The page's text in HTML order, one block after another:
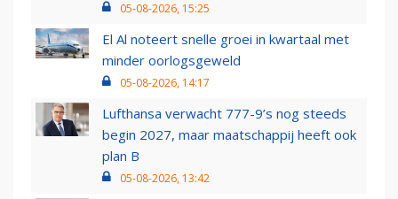
05-08-2026, 15:25
El Al noteert snelle groei in kwartaal met
minder oorlogsgeweld
05-08-2026, 14:17
Lufthansa verwacht 777-9’s nog steeds
begin 2027, maar maatschappij heeft ook
plan B
05-08-2026, 13:42